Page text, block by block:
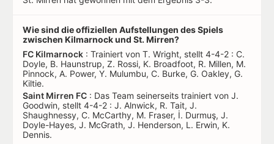
Wie sind die offiziellen Aufstellungen des Spiels
zwischen Kilmarnock und St. Mirren?
FC Kilmarnock : Trainiert von T. Wright, stellt 4-4-2 : C.
Doyle, B. Haunstrup, Z. Rossi, K. Broadfoot, R. Millen, M.
Pinnock, A. Power, Y. Mulumbu, C. Burke, G. Oakley, G.
Kiltie.
Saint Mirren FC : Das Team seinerseits trainiert von J.
Goodwin, stellt 4-4-2 : J. Alnwick, R. Tait, J.
Shaughnessy, C. McCarthy, M. Fraser, İ. Durmuş, J.
Doyle-Hayes, J. McGrath, J. Henderson, L. Erwin, K.
Dennis.